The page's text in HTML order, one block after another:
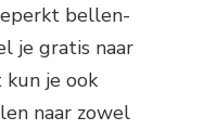
bellen-
je gratis naar
kun je ook
naar zowel